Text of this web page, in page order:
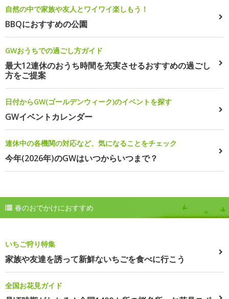
自然の中で家族や友人とワイワイ楽しもう！
BBQにおすすめの公園
GWおうちでの過ごし方ガイド
最大12連休のおうち時間を充実させるおすすめの過ごし
方をご提案
日付からGW(ゴールデンウィーク)のイベントを探す
GWイベントカレンダー
連休中の各機関の対応など、気になることをチェック
今年(2026年)のGWはいつからいつまで？
春のおでかけにおすすめ
いちご狩り特集
家族や友達を誘って新鮮ないちごを食べに行こう
全国お花見ガイド